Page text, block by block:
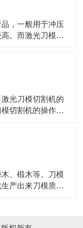
度不一、装夹部
，一般用于冲压
。而激光刀模的
老化的一种最优
候激光刀模能更
光刀模切割机的
切割机的操作应
要领
、椴木等。刀模
产出来刀模质量